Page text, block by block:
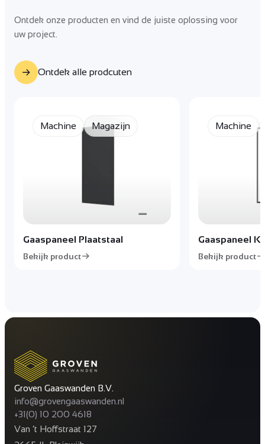
Ontdek onze producten en vind de juiste oplossing voor
uw project.
Ontdek alle prodcuten
Machine Magazijn
Gaaspaneel Plaatstaal
Bekijk product
Machine
Gaaspaneel
Bekijk product
Groven Gaaswanden B.V.
info@grovengaaswanden.nl
+31(0) 10 200 4618
Van ’t Hoffstraat 127